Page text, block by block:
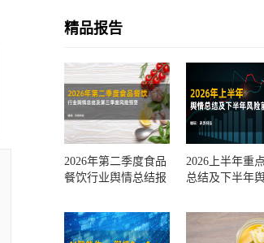
精品报告
2026年第二季度食品
餐饮行业舆情总结报
测
2026上半年重
总结及下半年